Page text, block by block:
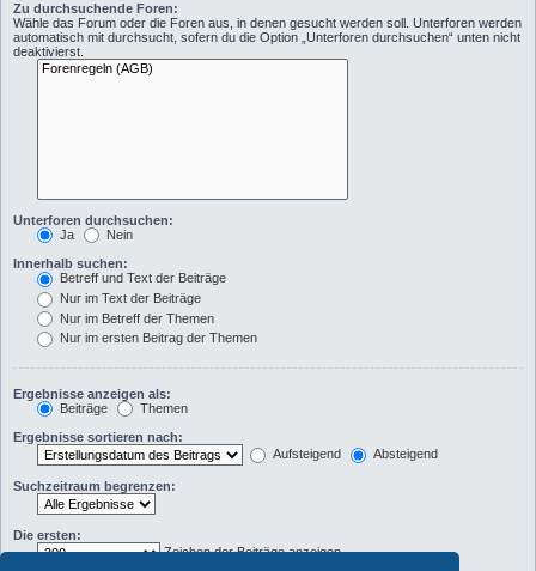
Zu durchsuchende Foren:
Wähle das Forum oder die Foren aus, in denen gesucht werden soll. Unterforen werden
automatisch mit durchsucht, sofern du die Option „Unterforen durchsuchen“ unten nicht
deaktivierst.
Unterforen durchsuchen:
Ja
Nein
Innerhalb suchen:
Betreff und Text der Beiträge
Nur im Text der Beiträge
Nur im Betreff der Themen
Nur im ersten Beitrag der Themen
Ergebnisse anzeigen als:
Beiträge
Themen
Ergebnisse sortieren nach:
Aufsteigend
Absteigend
Suchzeitraum begrenzen:
Die ersten:
Zeichen der Beiträge anzeigen